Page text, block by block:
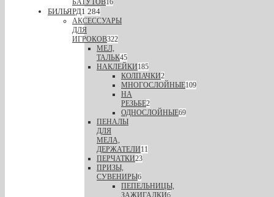
БАТУТОВ16
БИЛЬЯРД1 284
АКСЕССУАРЫ
ДЛЯ
ИГРОКОВ322
МЕЛ,
ТАЛЬК45
НАКЛЕЙКИ185
КОЛПАЧКИ2
МНОГОСЛОЙНЫЕ109
НА
РЕЗЬБЕ2
ОДНОСЛОЙНЫЕ69
ПЕНАЛЫ
ДЛЯ
МЕЛА,
ДЕРЖАТЕЛИ11
ПЕРЧАТКИ23
ПРИЗЫ,
СУВЕНИРЫ6
ПЕПЕЛЬНИЦЫ,